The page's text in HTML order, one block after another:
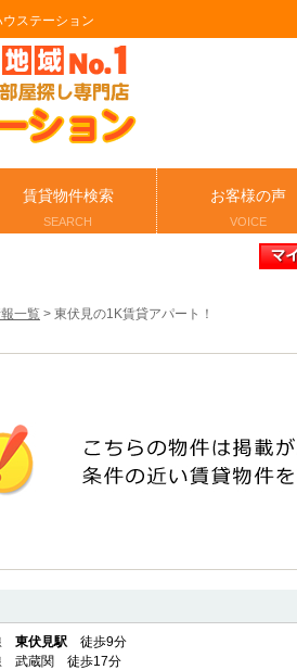
ステーション
賃貸物件検索
SEARCH
お客様の声
VOICE
一覧 > 東伏見の1K賃貸アパート！
東伏見駅 徒歩9分
武蔵関 徒歩17分